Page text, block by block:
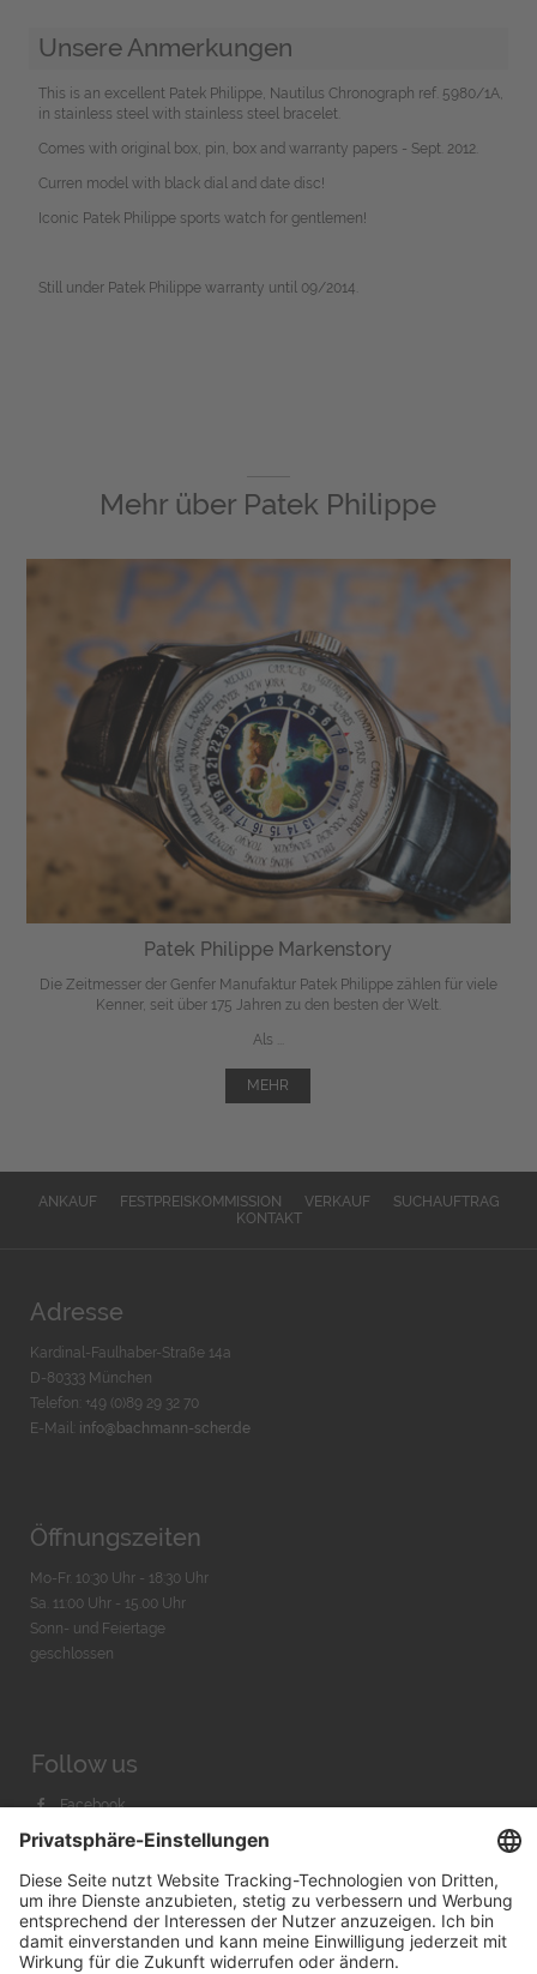
Unsere Anmerkungen
This is an excellent Patek Philippe, Nautilus Chronograph ref. 5980/1A,
in stainless steel with stainless steel bracelet.
Comes with original box, pin, box and warranty papers - Sept. 2012.
Curren model with black dial and date disc!
Iconic Patek Philippe sports watch for gentlemen!
Still under Patek Philippe warranty until 09/2014.
Mehr über Patek Philippe
Patek Philippe Markenstory
Die Zeitmesser der Genfer Manufaktur Patek Philippe zählen für viele
Kenner, seit über 175 Jahren zu den besten der Welt.
Als ...
MEHR
ANKAUF FESTPREISKOMMISSION VERKAUF
SUCHAUFTRAG
KONTAKT
Adresse
Kardinal-Faulhaber-Straße 14a
D-80333 München
Telefon: +49 (0)89 29 32 70
E-Mail: info@bachmann-scher.de
Öffnungszeiten
Mo-Fr. 10:30 Uhr - 18:30 Uhr
Sa. 11:00 Uhr - 15.00 Uhr
Sonn- und Feiertage
geschlossen
Follow us
Facebook
Instagram
Youtube